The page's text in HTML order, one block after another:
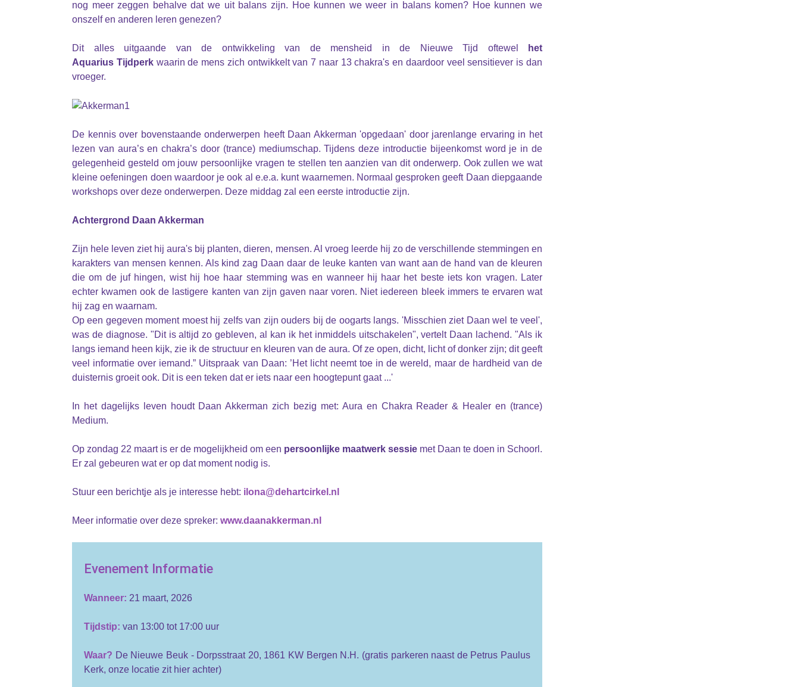
nog meer zeggen behalve dat we uit balans zijn. Hoe kunnen we weer in balans komen? Hoe kunnen we
onszelf en anderen leren genezen?
Dit alles uitgaande van de ontwikkeling van de mensheid in de Nieuwe Tijd oftewel
het
Aquarius Tijdperk waarin de mens zich ontwikkelt van 7 naar 13 chakra's en daardoor veel sensitiever is dan
vroeger.
De kennis over bovenstaande onderwerpen heeft Daan Akkerman 'opgedaan' door jarenlange ervaring in het
lezen van aura’s en chakra’s door (trance) mediumschap. Tijdens deze introductie bijeenkomst word je in de
gelegenheid gesteld om jouw persoonlijke vragen te stellen ten aanzien van dit onderwerp. Ook zullen we wat
kleine oefeningen doen waardoor je ook al e.e.a. kunt waarnemen. Normaal gesproken geeft Daan diepgaande
workshops over deze onderwerpen. Deze middag zal een eerste introductie zijn.
Achtergrond Daan Akkerman
Zijn hele leven ziet hij aura's bij planten, dieren, mensen. Al vroeg leerde hij zo de verschillende stemmingen en
karakters van mensen kennen. Als kind zag Daan daar de leuke kanten van want aan de hand van de kleuren
die om de juf hingen, wist hij hoe haar stemming was en wanneer hij haar het beste iets kon vragen. Later
echter kwamen ook de lastigere kanten van zijn gaven naar voren. Niet iedereen bleek immers te ervaren wat
hij zag en waarnam.
Op een gegeven moment moest hij zelfs van zijn ouders bij de oogarts langs. 'Misschien ziet Daan wel te veel',
was de diagnose. "Dit is altijd zo gebleven, al kan ik het inmiddels uitschakelen", vertelt Daan lachend. "Als ik
langs iemand heen kijk, zie ik de structuur en kleuren van de aura. Of ze open, dicht, licht of donker zijn; dit geeft
veel informatie over iemand.” Uitspraak van Daan: ’Het licht neemt toe in de wereld, maar de hardheid van de
duisternis groeit ook. Dit is een teken dat er iets naar een hoogtepunt gaat ...'
In het dagelijks leven houdt Daan Akkerman zich bezig met: Aura en Chakra Reader & Healer en (trance)
Medium.
Op zondag 22 maart is er de mogelijkheid om een persoonlijke maatwerk sessie met Daan te doen in Schoorl.
Er zal gebeuren wat er op dat moment nodig is.
Stuur een berichtje als je interesse hebt: ilona@dehartcirkel.nl
Meer informatie over deze spreker: www.daanakkerman.nl
Evenement Informatie
Wanneer: 21 maart, 2026
Tijdstip: van 13:00 tot 17:00 uur
Waar? De Nieuwe Beuk - Dorpsstraat 20, 1861 KW Bergen N.H. (gratis parkeren naast de Petrus Paulus
Kerk, onze locatie zit hier achter)